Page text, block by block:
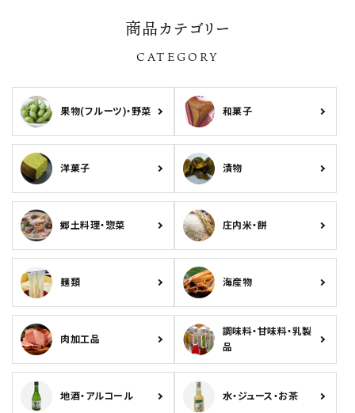
在庫なしを含む
検索する
商品カテゴリー
CATEGORY
果物(フルーツ)・野菜 和菓子
洋菓子 漬物
郷土料理・惣菜 庄内米・餅
麺類 海産物
肉加工品
調味料・甘味料・乳製
品
地酒・アルコール 水・ジュース・お茶